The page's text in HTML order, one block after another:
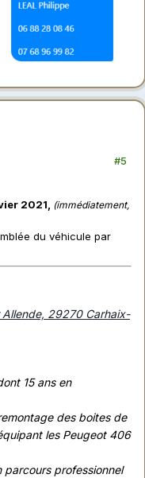
#5
2021, (immédiatement,
du véhicule par
Allende, 29270 Carhaix-
15 ans en
des boites de
les Peugeot 406
professionnel